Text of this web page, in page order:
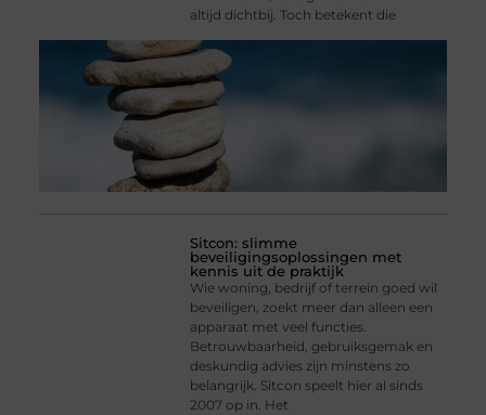
altijd dichtbij. Toch betekent die
Sitcon: slimme
beveiligingsoplossingen met
kennis uit de praktijk
Wie woning, bedrijf of terrein goed wil
beveiligen, zoekt meer dan alleen een
apparaat met veel functies.
Betrouwbaarheid, gebruiksgemak en
deskundig advies zijn minstens zo
belangrijk. Sitcon speelt hier al sinds
2007 op in. Het